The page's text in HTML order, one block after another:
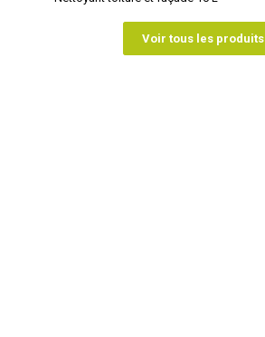
Voir tous les produits